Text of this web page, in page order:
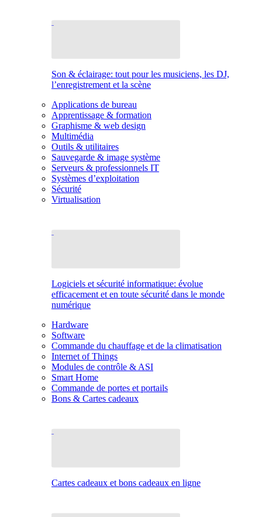
Son & éclairage: tout pour les musiciens, les DJ,
l’enregistrement et la scène
Applications de bureau
Apprentissage & formation
Graphisme & web design
Multimédia
Outils & utilitaires
Sauvegarde & image système
Serveurs & professionnels IT
Systèmes d’exploitation
Sécurité
Virtualisation
Logiciels et sécurité informatique: évolue
efficacement et en toute sécurité dans le monde
numérique
Hardware
Software
Commande du chauffage et de la climatisation
Internet of Things
Modules de contrôle & ASI
Smart Home
Commande de portes et portails
Bons & Cartes cadeaux
Cartes cadeaux et bons cadeaux en ligne